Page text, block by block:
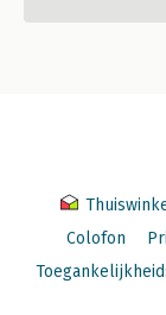
Colofon